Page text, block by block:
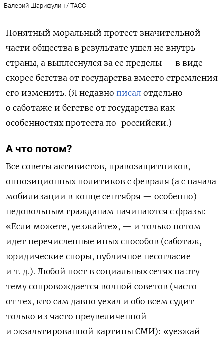
Валерий Шарифулин / ТАСС
Понятный моральный протест значительной
части общества в результате ушел не внутрь
страны, а выплеснулся за ее пределы — в виде
скорее бегства от государства вместо стремления
его изменить. (Я недавно писал отдельно
о саботаже и бегстве от государства как
особенностях протеста по-российски.)
А что потом?
Все советы активистов, правозащитников,
оппозиционных политиков с февраля (а с начала
мобилизации в конце сентября — особенно)
недовольным гражданам начинаются с фразы:
«Если можете, уезжайте», — и только потом
идет перечисленные иных способов (саботаж,
юридические споры, публичное несогласие
и т. д.). Любой пост в социальных сетях на эту
тему сопровождается волной советов (часто
от тех, кто сам давно уехал и обо всем судит
только из часто преувеличенной
и экзальтированной картины СМИ): «уезжай